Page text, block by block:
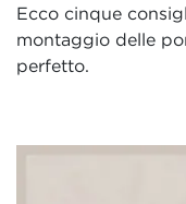
Ecco cinque
montaggio delle
perfetto.